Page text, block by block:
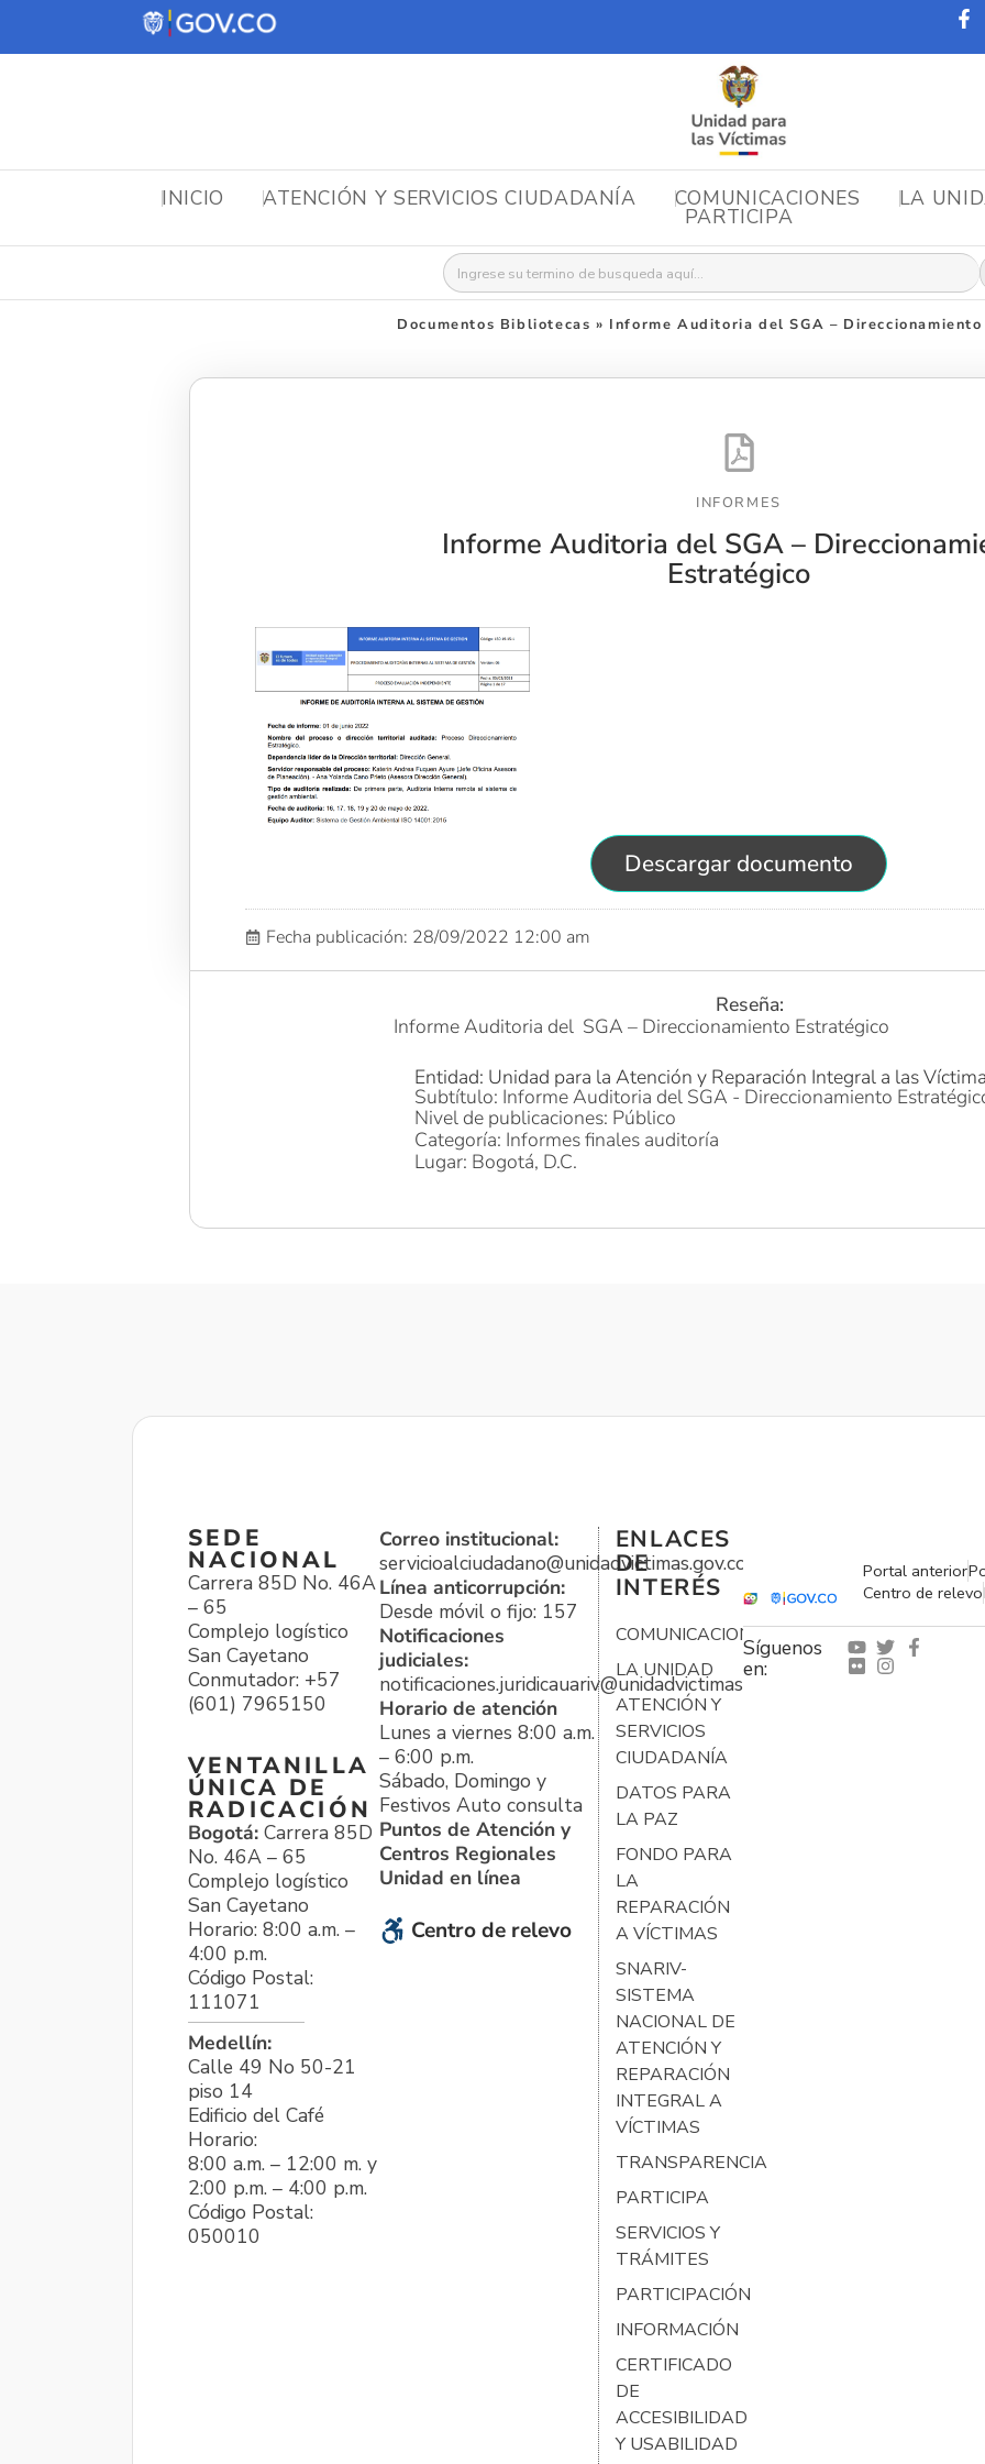
INICIO ATENCIÓN Y SERVICIOS CIUDADANÍA COMUNICACIONES LA
PARTICIPA
Buscar:
Documentos Bibliotecas » Informe Auditoria del SGA –
INFORMES
Informe Auditoria del SGA –
Estratégico
Descargar documento
Fecha publicación: 28/09/2022 12:00 am
Reseña:
Informe Auditoria del SGA – Direccionamiento Estratégico
Entidad: Unidad para la Atención y Reparación Integral a las
Subtítulo: Informe Auditoria del SGA - Direccionamiento
Nivel de publicaciones: Público
Categoría: Informes finales auditoría
Lugar: Bogotá, D.C.
SEDE
NACIONAL
Carrera 85D No. 46A
– 65
Complejo logístico
San Cayetano
Conmutador: +57
(601) 7965150
VENTANILLA
ÚNICA DE
RADICACIÓN
Bogotá: Carrera 85D
No. 46A – 65
Complejo logístico
San Cayetano
Horario: 8:00 a.m. –
4:00 p.m.
Código Postal:
111071
Medellín:
Calle 49 No 50-21
piso 14
Edificio del Café
Horario:
8:00 a.m. – 12:00 m. y
2:00 p.m. – 4:00 p.m.
Código Postal:
050010
Correo institucional:
servicioalciudadano@unidadvictimas.gov.co
Línea anticorrupción:
Desde móvil o fijo: 157
Notificaciones
judiciales:
notificaciones.juridicauariv@unidadvictimas.gov.co
Horario de atención
Lunes a viernes 8:00 a.m.
– 6:00 p.m.
Sábado, Domingo y
Festivos Auto consulta
Puntos de Atención y
Centros Regionales
Unidad en línea
Centro de relevo
ENLACES
DE
INTERÉS
COMUNICACIONES
LA UNIDAD
ATENCIÓN Y
SERVICIOS
CIUDADANÍA
DATOS PARA
LA PAZ
FONDO PARA
LA
REPARACIÓN
A VÍCTIMAS
SNARIV-
SISTEMA
NACIONAL DE
ATENCIÓN Y
REPARACIÓN
INTEGRAL A
VÍCTIMAS
TRANSPARENCIA
PARTICIPA
SERVICIOS Y
TRÁMITES
PARTICIPACIÓN
INFORMACIÓN
CERTIFICADO
DE
ACCESIBILIDAD
Y USABILIDAD
Portal anterior
Centro de relevo
Síguenos
en: